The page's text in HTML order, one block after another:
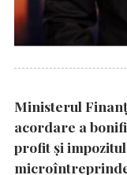
Ministerul
acordare a
profit și